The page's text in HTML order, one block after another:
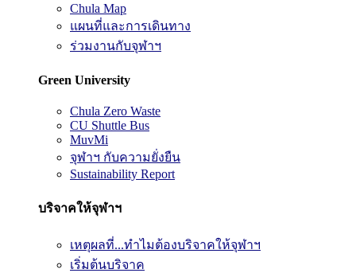
Chula Map
แผนที่และการเดินทาง
ร่วมงานกับจุฬาฯ
Green University
Chula Zero Waste
CU Shuttle Bus
MuvMi
จุฬาฯ กับความยั่งยืน
Sustainability Report
บริจาคให้จุฬาฯ
เหตุผลที่...ทำไมต้องบริจาคให้จุฬาฯ
เริ่มต้นบริจาค